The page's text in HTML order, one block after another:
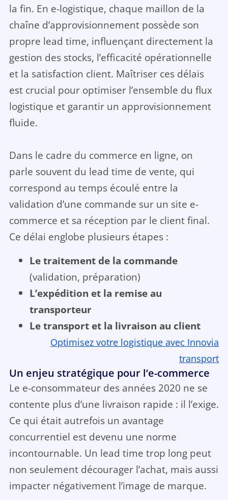
la fin. En e-logistique, chaque maillon de la
chaîne d’approvisionnement possède son
propre lead time, influençant directement la
gestion des stocks, l’efficacité opérationnelle
et la satisfaction client. Maîtriser ces délais
est crucial pour optimiser l’ensemble du flux
logistique et garantir un approvisionnement
fluide.
Dans le cadre du commerce en ligne, on
parle souvent du lead time de vente, qui
correspond au temps écoulé entre la
validation d’une commande sur un site e-
commerce et sa réception par le client final.
Ce délai englobe plusieurs étapes :
Le traitement de la commande
(validation, préparation)
L’expédition et la remise au
transporteur
Le transport et la livraison au client
Optimisez votre logistique avec Innovia
transport
Un enjeu stratégique pour l’e-commerce
Le e-consommateur des années 2020 ne se
contente plus d’une livraison rapide : il l’exige.
Ce qui était autrefois un avantage
concurrentiel est devenu une norme
incontournable. Un lead time trop long peut
non seulement décourager l’achat, mais aussi
impacter négativement l’image de marque.